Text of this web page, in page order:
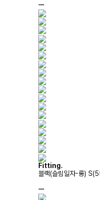
ㅡ
Fitting.
블랙(슬림일자-롱)
ㅡ